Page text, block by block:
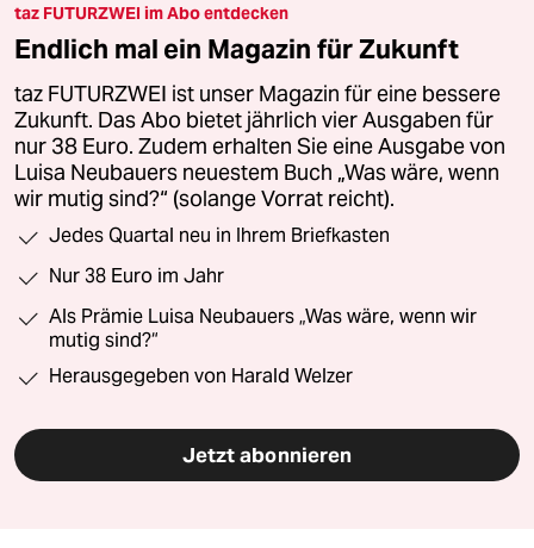
taz FUTURZWEI im Abo entdecken
Endlich mal ein Magazin für Zukunft
taz FUTURZWEI ist unser Magazin für eine bessere
Zukunft. Das Abo bietet jährlich vier Ausgaben für
nur 38 Euro. Zudem erhalten Sie eine Ausgabe von
Luisa Neubauers neuestem Buch „Was wäre, wenn
wir mutig sind?“ (solange Vorrat reicht).
Jedes Quartal neu in Ihrem Briefkasten
Nur 38 Euro im Jahr
Als Prämie Luisa Neubauers „Was wäre, wenn wir
mutig sind?“
Herausgegeben von Harald Welzer
Jetzt abonnieren